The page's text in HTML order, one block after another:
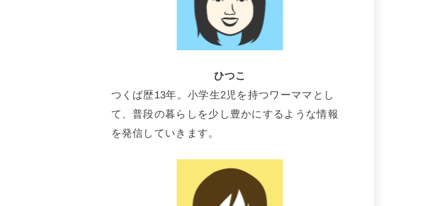
ひつこ
つくば歴13年。小学生2児を持つワーママとし
て、普段の暮らしを少し豊かにするような情報
を発信していきます。